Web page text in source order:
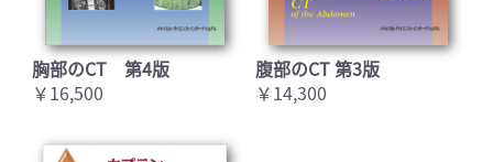
胸部のCT 第4版
￥16,500
腹部のCT 第3版
￥14,300